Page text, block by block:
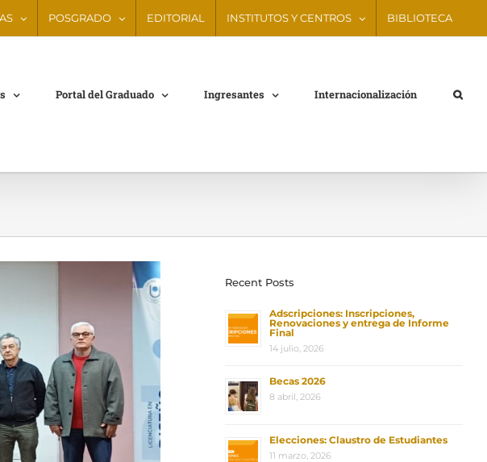
POSGRADO EDITORIAL INSTITUTOS Y CENTROS BIBLIOTECA
Portal del Graduado Ingresantes Internacionalización
Recent Posts
Adscripciones: Inscripciones,
Renovaciones y entrega de Informe
Final
14 julio, 2026
Becas 2026
8 abril, 2026
Elecciones: Claustro de Estudiantes
11 marzo, 2026